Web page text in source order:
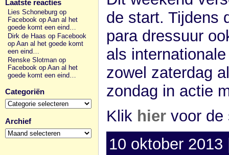
Laatste reacties
Lies Schoneburg op
Facebook op Aan al het
goede komt een eind…
Dirk de Haas op Facebook
op Aan al het goede komt
een eind…
Renske Slotman op
Facebook op Aan al het
goede komt een eind…
Categoriën
Categoriën
Archief
Archief
de start. Tijdens
para dressuur
als
zowel zaterdag
zondag in actie
Klik hier voor de
10 oktober